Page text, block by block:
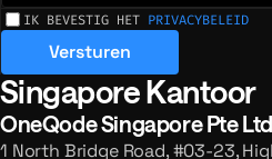
IK BEVESTIG HET PRIVACYBELEID
Versturen
Geregistreerde
Singapore Kantoor
OneQode Singapore Pte Ltd
1 North Bridge Road, #03-23,